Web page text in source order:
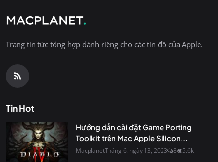
Trang tin tức tổng hợp dành riêng cho các tín đồ của Apple.
Tin Hot
Hướng dẫn cài đặt Game Porting
Toolkit trên Mac Apple Silicon...
MacplanetTháng 6, ngày 13, 2023 8 5.6k